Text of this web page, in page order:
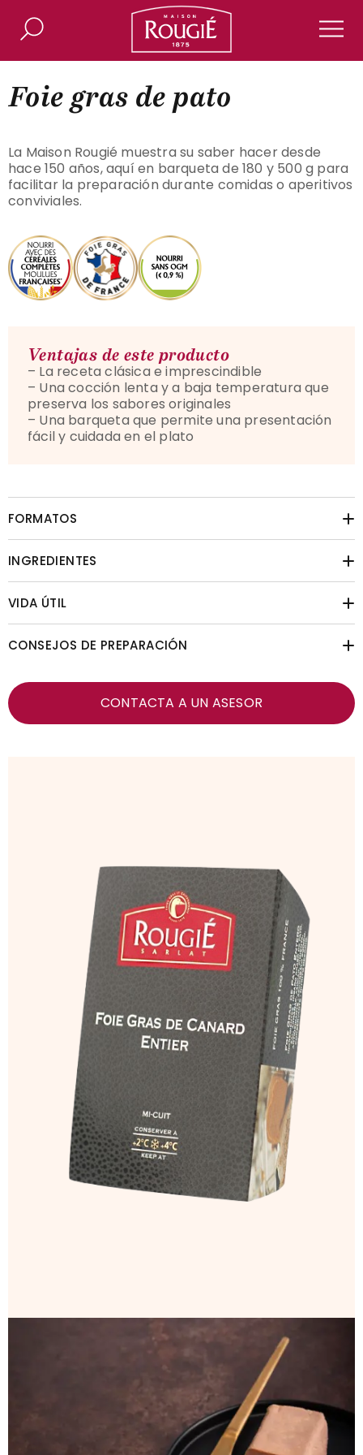
Maison Rougié
Buscar
Foie gras de pato
La Maison Rougié muestra su saber hacer desde
hace 150 años, aquí en barqueta de 180 y 500 g para
facilitar la preparación durante comidas o aperitivos
conviviales.
Ventajas de este producto
– La receta clásica e imprescindible
– Una cocción lenta y a baja temperatura que
preserva los sabores originales
– Una barqueta que permite una presentación
fácil y cuidada en el plato
FORMATOS
INGREDIENTES
VIDA ÚTIL
CONSEJOS DE PREPARACIÓN
CONTACTA A UN ASESOR